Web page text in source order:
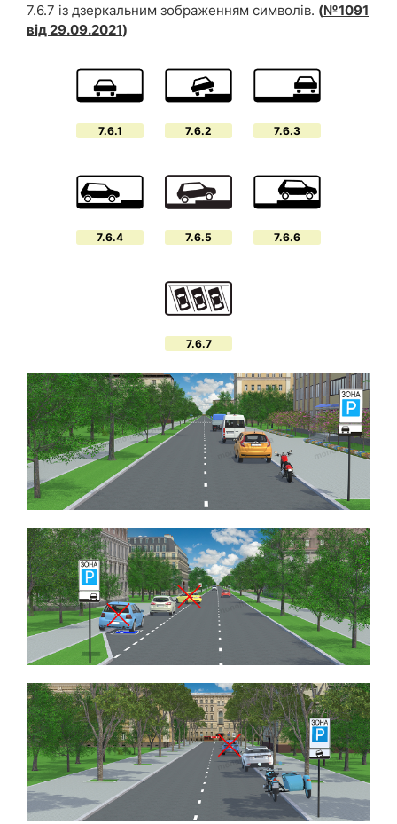
7.6.7 із дзеркальним зображенням символів. (№1091
від 29.09.2021)
7.6.1 7.6.2 7.6.3
7.6.4 7.6.5 7.6.6
7.6.7